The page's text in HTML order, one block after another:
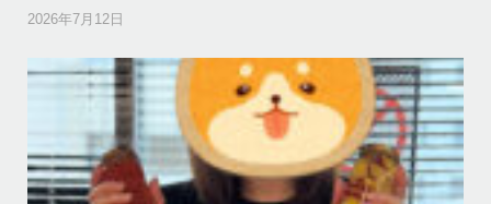
2026年7月12日